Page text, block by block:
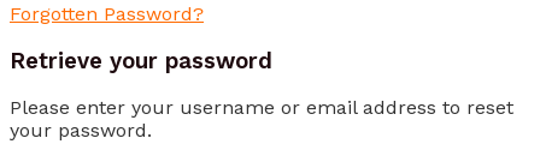
Forgotten Password?
Retrieve your password
Please enter your username or email address to reset
your password.